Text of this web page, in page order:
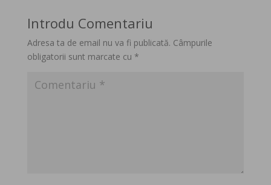
Introdu Comentariu
Adresa ta de email nu va fi publicată. Câmpurile
obligatorii sunt marcate cu *